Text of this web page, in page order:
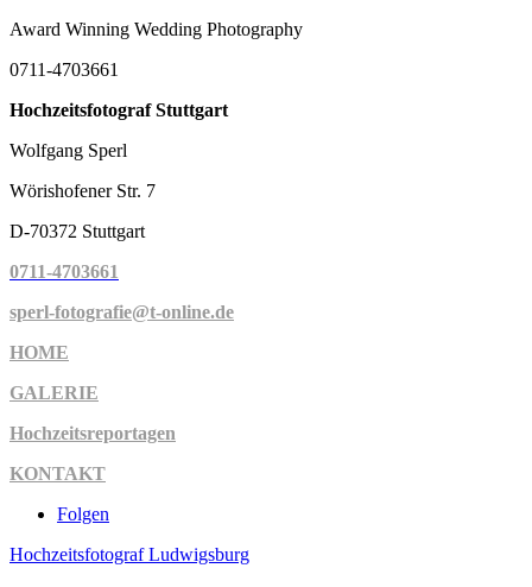
Award Winning Wedding Photography
0711-4703661
Hochzeitsfotograf Stuttgart
Wolfgang Sperl
Wörishofener Str. 7
D-70372 Stuttgart
0711-4703661
sperl-fotografie@t-online.de
HOME
GALERIE
Hochzeitsreportagen
KONTAKT
Folgen
Hochzeitsfotograf Ludwigsburg